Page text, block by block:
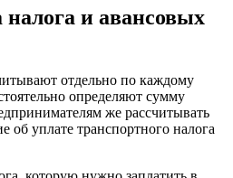
и авансовых
отдельно по каждому
определяют сумму
же рассчитывать
об уплате транспортного налога